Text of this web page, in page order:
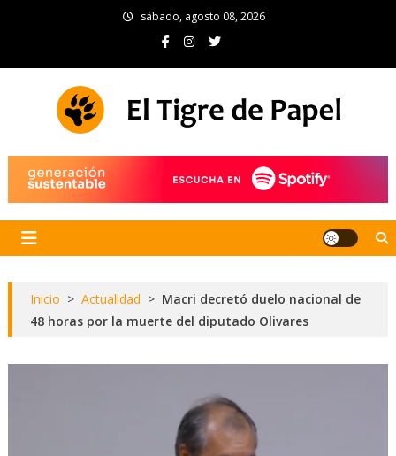
sábado, agosto 08, 2026
Inicio > Actualidad > Macri decretó duelo nacional de
48 horas por la muerte del diputado Olivares